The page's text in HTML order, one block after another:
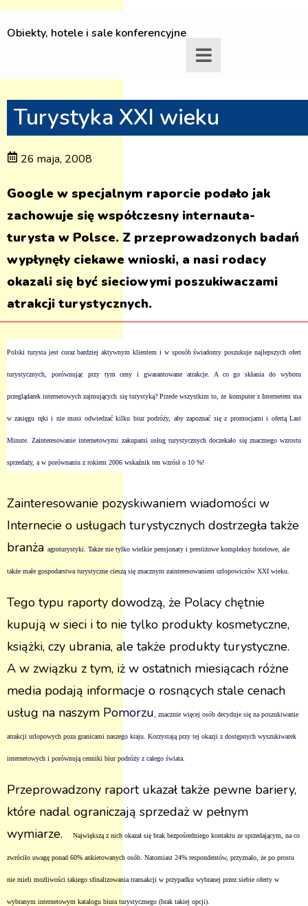
Obiekty, hotele i sale konferencyjne
Turystyka XXI wieku
26 maja, 2008
Google w specjalnym raporcie podało jak
zachowuje się współczesny internauta-
turysta w Polsce. Z przeprowadzonych badań
wypłynęły ciekawe wnioski, a nasi rodacy
okazali się być sieciowymi poszukiwaczami
atrakcji turystycznych.
Polski turysta jest coraz bardziej aktywnym klientem i w sposób świadomy poszukuje najlepszych ofert
turystycznych, porównując przy tym ceny i gwarantowane atrakcje. A co go skłania do wyboru
przeglądarek internetowych zajmujących się turystyką? Przede wszystkim to, że komputer z Internetem ma
w zasięgu ręki i nie musi odwiedzać kilku biur podróży, aby zapoznać się z promocjami i ofertą Last
Minute. Zainteresowanie internetowymi zakupami usług turystycznych doczekało się znacznego wzrostu
sprzedaży, a w porównaniu z rokiem 2006 wskaźnik ten wzrósł o 10 %!
Zainteresowanie pozyskiwaniem wiadomości w
Internecie o usługach turystycznych dostrzegła także
branża agroturystyki . Także nie tylko wielkie pensjonaty i prestiżowe kompleksy hotelowe, ale
także małe gospodarstwa turystyczne cieszą się znacznym zainteresowaniem urlopowiczów XXI wieku.
Tego typu raporty dowodzą, że Polacy chętnie
kupują w sieci i to nie tylko produkty kosmetyczne,
książki, czy ubrania, ale także produkty turystyczne.
A w związku z tym, iż w ostatnich miesiącach różne
media podają informacje o rosnących stale cenach
usług na naszym Pomorzu , znacznie więcej osób decyduje się na poszukiwanie
atrakcji urlopowych poza granicami naszego kraju. Korzystają przy tej okazji z dostępnych wyszukiwarek
internetowych i porównują cenniki biur podróży z całego świata.
Przeprowadzony raport ukazał także pewne bariery,
które nadal ograniczają sprzedaż w pełnym
wymiarze.
Największą z nich okazał się brak bezpośredniego kontaktu ze sprzedającym, na co
zwróciło uwagę ponad 60% ankietowanych osób. Natomiast 24% respondentów, przyznało, że po prostu
nie mieli możliwości takiego sfinalizowania transakcji w przypadku wybranej przez siebie oferty w
wybranym internetowym katalogu biura turystycznego (brak takiej opcji).